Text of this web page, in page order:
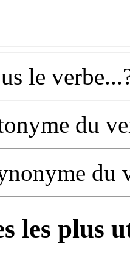
le
du
du
les plus